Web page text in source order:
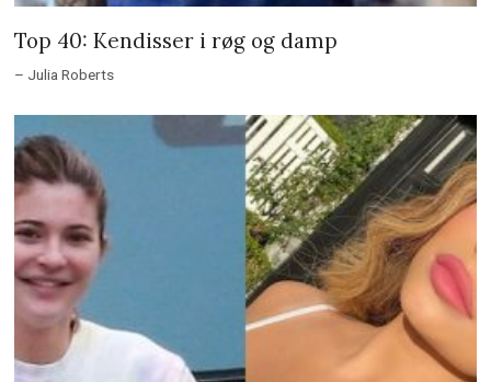
Top 40: Kendisser i røg og damp
– Julia Roberts